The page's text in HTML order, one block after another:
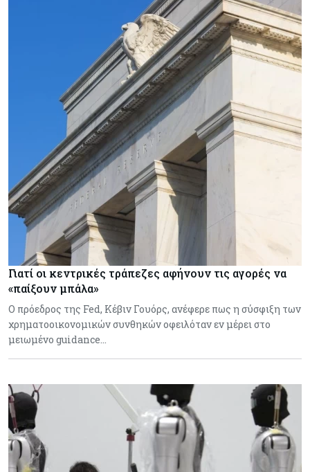
Γιατί οι κεντρικές τράπεζες αφήνουν τις αγορές να
«παίξουν μπάλα»
Ο πρόεδρος της Fed, Κέβιν Γουόρς, ανέφερε πως η σύσφιξη των
χρηματοοικονομικών συνθηκών οφειλόταν εν μέρει στο
μειωμένο guidance…